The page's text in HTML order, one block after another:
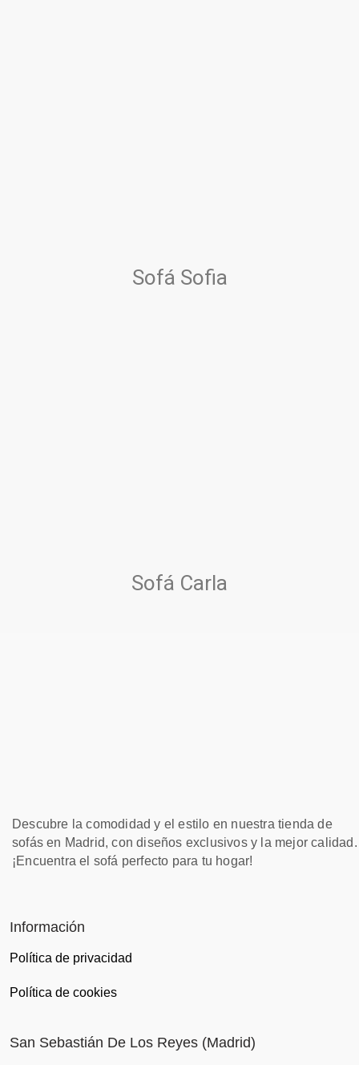
Sofá Sofia
Sofá Carla
Descubre la comodidad y el estilo en nuestra tienda de
sofás en Madrid, con diseños exclusivos y la mejor calidad.
¡Encuentra el sofá perfecto para tu hogar!
Información
Política de privacidad
Política de cookies
San Sebastián De Los Reyes (Madrid)